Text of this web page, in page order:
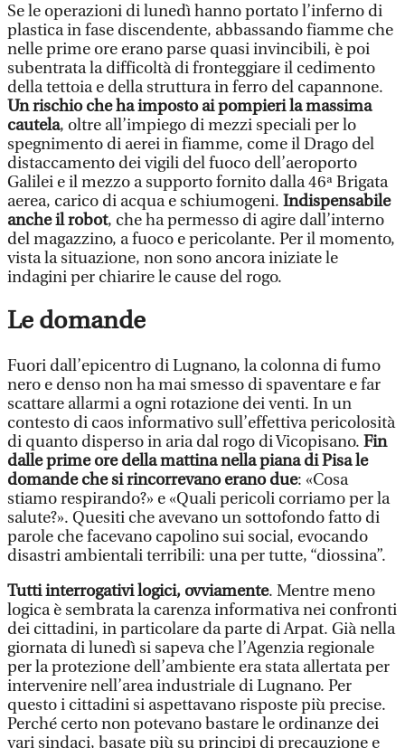
Se le operazioni di lunedì hanno portato l’inferno di
plastica in fase discendente, abbassando fiamme che
nelle prime ore erano parse quasi invincibili, è poi
subentrata la difficoltà di fronteggiare il cedimento
della tettoia e della struttura in ferro del capannone.
Un rischio che ha imposto ai pompieri la massima
cautela, oltre all’impiego di mezzi speciali per lo
spegnimento di aerei in fiamme, come il Drago del
distaccamento dei vigili del fuoco dell’aeroporto
Galilei e il mezzo a supporto fornito dalla 46ª Brigata
aerea, carico di acqua e schiumogeni. Indispensabile
anche il robot, che ha permesso di agire dall’interno
del magazzino, a fuoco e pericolante. Per il momento,
vista la situazione, non sono ancora iniziate le
indagini per chiarire le cause del rogo.
Le domande
Fuori dall’epicentro di Lugnano, la colonna di fumo
nero e denso non ha mai smesso di spaventare e far
scattare allarmi a ogni rotazione dei venti. In un
contesto di caos informativo sull’effettiva pericolosità
di quanto disperso in aria dal rogo di Vicopisano. Fin
dalle prime ore della mattina nella piana di Pisa le
domande che si rincorrevano erano due: «Cosa
stiamo respirando?» e «Quali pericoli corriamo per la
salute?». Quesiti che avevano un sottofondo fatto di
parole che facevano capolino sui social, evocando
disastri ambientali terribili: una per tutte, “diossina”.
Tutti interrogativi logici, ovviamente. Mentre meno
logica è sembrata la carenza informativa nei confronti
dei cittadini, in particolare da parte di Arpat. Già nella
giornata di lunedì si sapeva che l’Agenzia regionale
per la protezione dell’ambiente era stata allertata per
intervenire nell’area industriale di Lugnano. Per
questo i cittadini si aspettavano risposte più precise.
Perché certo non potevano bastare le ordinanze dei
vari sindaci, basate più su principi di precauzione e